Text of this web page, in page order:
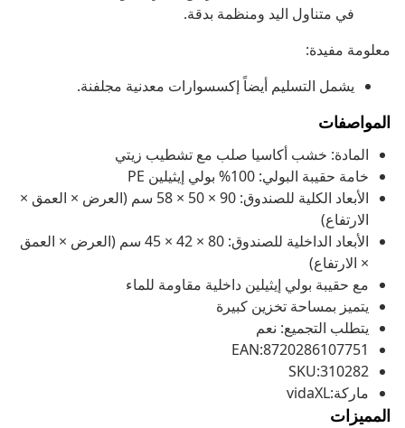
في متناول اليد ومنظمة بدقة.
معلومة مفيدة:
يشمل التسليم أيضاً إكسسوارات معدنية مجلفنة.
المواصفات
المادة: خشب أكاسيا صلب مع تشطيب زيتي
خامة حقيبة البولي: 100% بولي إيثيلين PE
الأبعاد الكلية للصندوق: 90 × 50 × 58 سم (العرض × العمق ×
الارتفاع)
الأبعاد الداخلية للصندوق: 80 × 42 × 45 سم (العرض × العمق
× الارتفاع)
مع حقيبة بولي إيثيلين داخلية مقاومة للماء
يتميز بمساحة تخزين كبيرة
يتطلب التجميع: نعم
EAN:8720286107751
SKU:310282
ماركة:vidaXL
المميزات